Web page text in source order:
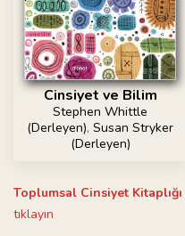
Cinsiyet ve Bilim
Stephen Whittle
(Derleyen), Susan Stryker
(Derleyen)
Toplumsal Cinsiyet Kitaplığı
tıklayın